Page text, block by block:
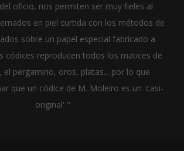
oficio, nos permiten ser muy fieles al
en piel curtida con los métodos de
sobre un papel especial fabricado a
códices reproducen todos los matices de
el pergamino, oros, platas... por lo que
que un códice de M. Moleiro es un 'casi-
original' "